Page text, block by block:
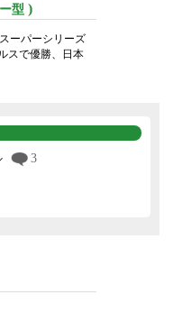
型 )
ーパーシリーズ
スで優勝、日本
3